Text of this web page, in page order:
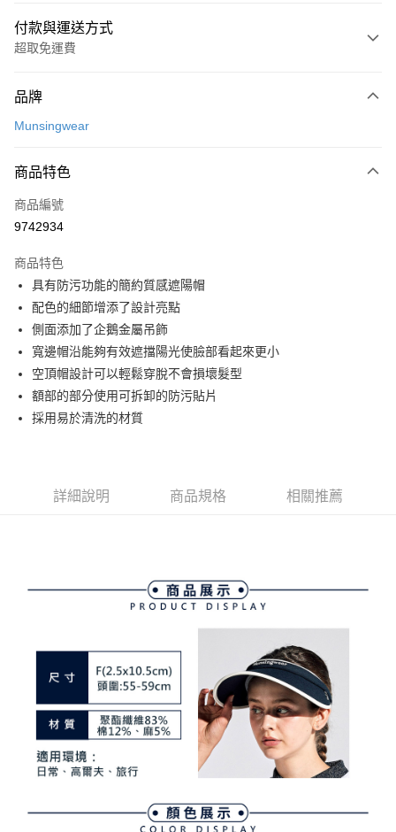
付款與運送方式
超取免運費
信用卡一次付款
LINE Pay
Apple Pay
悠遊付
大哥付你分期
相關說明
【大哥付你分期使用說明】
1.本服務由台灣大哥大提供，台灣大哥大用戶可立即使用無須另外申請。
2.付款方式選擇「大哥付你分期」，訂單成立後會自動跳轉到大哥付的交易
流程，驗證手機門號後，選擇欲分期的期數、繳款截止日，確認付款後即完
成交易。
3.實際核准額度、可分期數及費用金額請依後續交易確認頁面所載為準。
【繳款方式說明】
1.分期款項不併入電信帳單，「大哥付你分期」於每月結算日後寄送繳費提
1.本服務係由「台灣大哥大股份有限公司」（以下簡稱本公司）所提供，讓
買賣價金債權讓與本公司後，依約使用本公司帳單繳交帳款。
2.基於同意付款使用「大哥付你分期」之契約關係目的，商店將以您的個人
資料（包含姓名、電話或地址）提供予台灣大哥大進項蒐集、處理及利用，
由本公司與您本人進行分期帳單所需資料之確認、核對及更正。
3.完整用戶服務條款，請詳閱以下連結：https://oppay.tw/userRule
AFTEE先享後付
相關說明
【關於「AFTEE先享後付」】
AFTEE先享後付是「在收到商品之後才付款」的支付方式。 讓您購物簡單
ATM／網路銀行／等多元方式進行付款，方視為交易完成。
※ 請注意：結帳手續完成當下不需立刻繳費，但若您需要取消訂單，請聯絡
※ 交易是否成功請以「AFTEE先享後付 」之結帳頁面顯示為準，若有關於
是否繳費成功／繳費後需取消欲退款等相關疑問，請聯繫「AFTEE先享後付
客戶支援中心」
https://netprotections.freshdesk.com/support/home
【注意事項】
１．透過由恩沛科技股份有限公司提供之「AFTEE先享後付」服務完成之交
易，需依本服務之必要範圍內提供個人資料，並將交易相關給付款項請求債
權轉讓予恩沛科技股份有限公司。
３．未成年的使用者請事先徵得法定代理人或監護人之同意方可使用
ATM付款
全家取貨付款
付款後萊爾富取貨
免運費
7-11取貨付款
免運費
付款後7-11取貨
品牌
Munsingwear
商品特色
商品編號
9742934
商品特色
具有防污功能的簡約質感遮陽帽
配色的細節增添了設計亮點
側面添加了企鵝金屬吊飾
寬邊帽沿能夠有效遮擋陽光使臉部看起來更小
空頂帽設計可以輕鬆穿脫不會損壞髮型
額部的部分使用可拆卸的防污貼片
採用易於清洗的材質
詳細說明 商品規格 相關推薦